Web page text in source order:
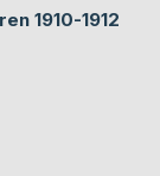
1910-1912